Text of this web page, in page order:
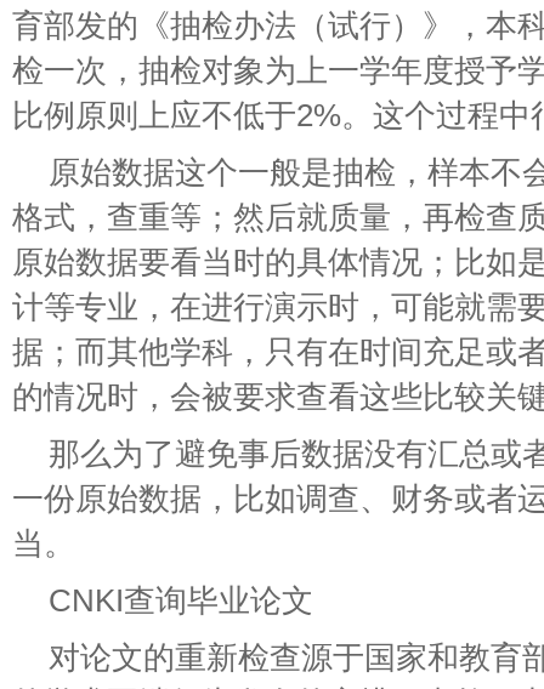
育部发的《抽检办法（试行）》，本
检一次，抽检对象为上一学年度授予
比例原则上应不低于2%。这个过程
原始数据这个一般是抽检，样本不
格式，查重等；然后就质量，再检查
原始数据要看当时的具体情况；比如
计等专业，在进行演示时，可能就需
据；而其他学科，只有在时间充足或
的情况时，会被要求查看这些比较关
那么为了避免事后数据没有汇总或
一份原始数据，比如调查、财务或者
当。
CNKI查询毕业论文
对论文的重新检查源于国家和教育